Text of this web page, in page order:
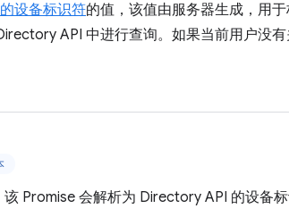
设备标识符的值，该值由服务器生成，用
API 中进行查询。如果当前用户没有
Promise 会解析为 Directory API 的设备标